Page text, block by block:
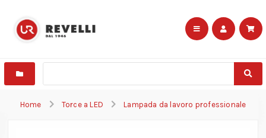
Home Torce a LED Lampada da lavoro professionale